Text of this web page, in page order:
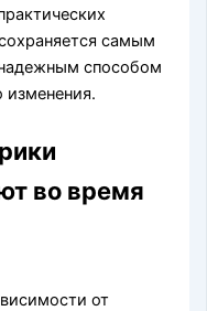
самым
способом
изменения.
во время
от